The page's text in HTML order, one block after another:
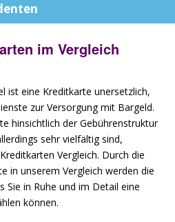
im Vergleich
ist eine Kreditkarte unersetzlich,
zur Versorgung mit Bargeld.
hinsichtlich der Gebührenstruktur
sehr vielfältig sind,
Vergleich. Durch die
in unserem Vergleich werden die
Sie in Ruhe und im Detail eine
können.